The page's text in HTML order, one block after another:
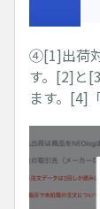
④[1]出荷
す。[2]と
ます。[4]